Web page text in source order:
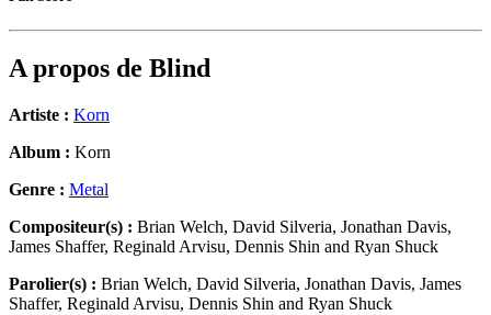
A propos de Blind
Artiste : Korn
Album : Korn
Genre : Metal
Compositeur(s) : Brian Welch, David Silveria, Jonathan Davis,
James Shaffer, Reginald Arvisu, Dennis Shin and Ryan Shuck
Parolier(s) : Brian Welch, David Silveria, Jonathan Davis, James
Shaffer, Reginald Arvisu, Dennis Shin and Ryan Shuck